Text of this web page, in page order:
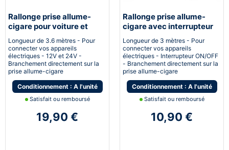
Rallonge prise allume-
cigare pour voiture et
camion 12-24V
Longueur de 3.6 mètres - Pour
connecter vos appareils
électriques - 12V et 24V -
Branchement directement sur la
prise allume-cigare
Conditionnement : A l'unité
Satisfait ou remboursé
19,90 €
Rallonge prise allume-
cigare avec interrupteur
marche / arrêt pour
voiture et camion 12-24V
Longueur de 3 mètres - Pour
connecter vos appareils
électriques - Interrupteur ON/OFF
- Branchement directement sur la
prise allume-cigare
Conditionnement : A l'unité
Satisfait ou remboursé
10,90 €